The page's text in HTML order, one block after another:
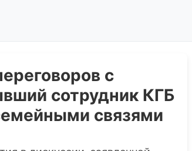
с
сотрудник КГБ
связями